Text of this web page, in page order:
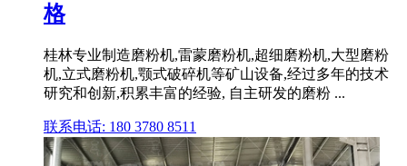
格
桂林专业制造磨粉机,雷蒙磨粉机,超细磨粉机,大型磨粉
机,立式磨粉机,颚式破碎机等矿山设备,经过多年的技术
研究和创新,积累丰富的经验, 自主研发的磨粉 ...
联系电话: 180 3780 8511